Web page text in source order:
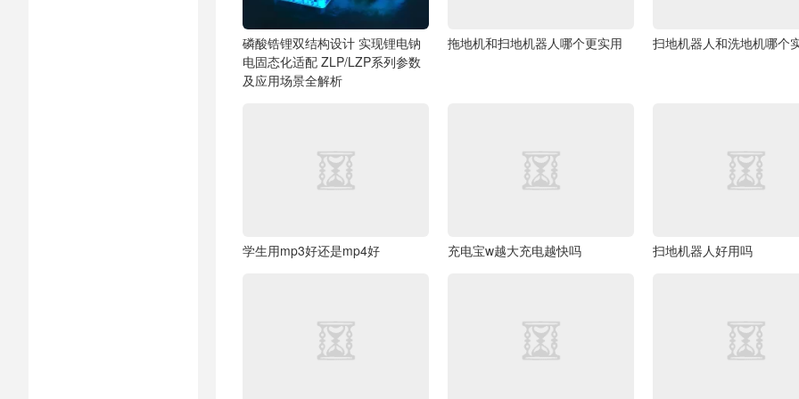
磷酸锆锂双结构设计 实现锂电钠
电固态化适配 ZLP/LZP系列参数
及应用场景全解析
拖地机和扫地机器人哪个更实用 扫地机器人和洗地机哪个
学生用mp3好还是mp4好 充电宝w越大充电越快吗 扫地机器人好用吗